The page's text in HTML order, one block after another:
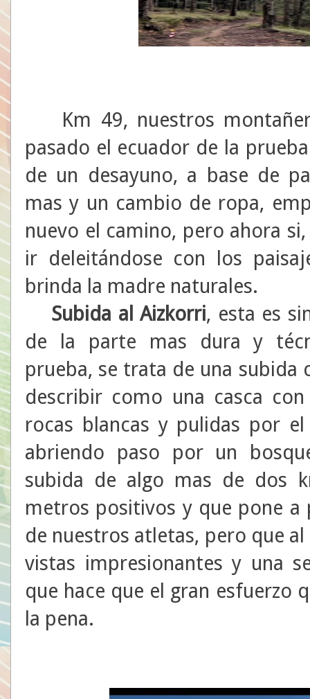
Km 49, nuestros
pasado el ecuador de la
de un desayuno, a base de
mas y un cambio de ropa,
nuevo el camino, pero ahora
ir deleitándose con los
brinda la madre naturales.
Subida al Aizkorri, esta es
de la parte mas dura y
prueba, se trata de una
describir como una casca
rocas blancas y pulidas por
abriendo paso por un
subida de algo mas de dos
metros positivos y que pone a
de nuestros atletas, pero que
vistas impresionantes y una
que hace que el gran esfuerzo
la pena.